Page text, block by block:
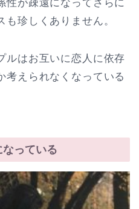
性が疎遠になってさらに
珍しくありません。
ルはお互いに恋人に依存
考えられなくなっている
っている